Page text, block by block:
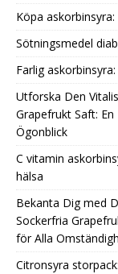
Köpa
Sötningsmedel
Farlig
Utforska Den
Grapefrukt Saft:
Ögonblick
C vitamin
hälsa
Bekanta Dig med
Sockerfria
för Alla
Citronsyra